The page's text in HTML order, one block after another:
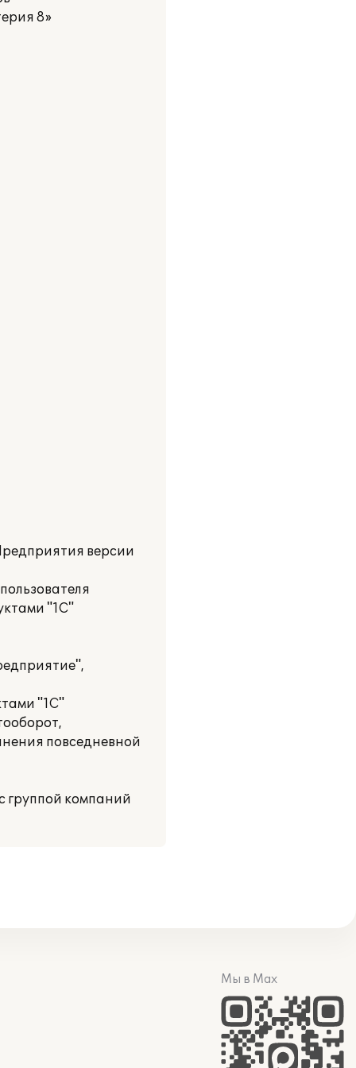
8»
версии
"1С"
"1С"
повседневной
группой компаний
Мы в Max